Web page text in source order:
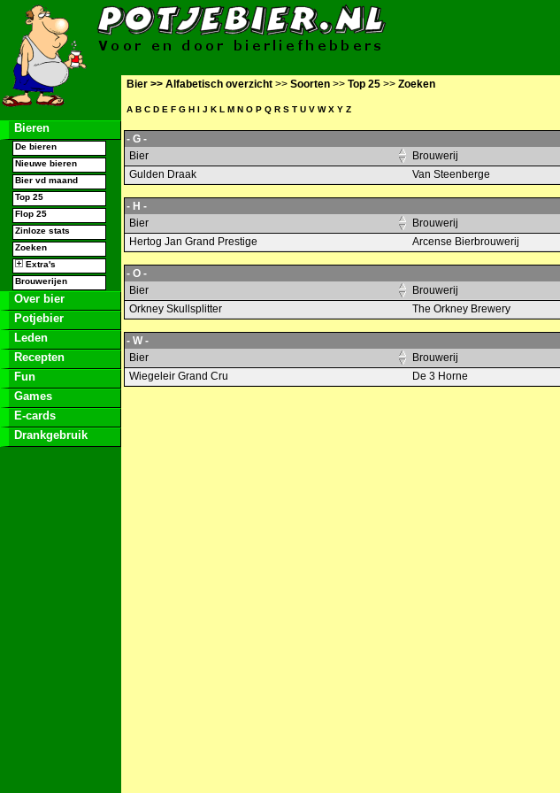
Bieren
De bieren
Nieuwe bieren
Bier vd maand
Top 25
Flop 25
Zinloze stats
Zoeken
Extra's
Brouwerijen
Over bier
Potjebier
Leden
Recepten
Fun
Games
E-cards
Drankgebruik
Bier >> Alfabetisch overzicht >> Soorten >> Top 25 >> Zoeken
A B C D E F G H I J K L M N O P Q R S T U V W X Y Z
- G -
Bier
Brouwerij
Gulden Draak
Van Steenberge
- H -
Bier
Brouwerij
Hertog Jan Grand Prestige
Arcense Bierbrouwerij
- O -
Bier
Brouwerij
Orkney Skullsplitter
The Orkney Brewery
- W -
Bier
Brouwerij
Wiegeleir Grand Cru
De 3 Horne